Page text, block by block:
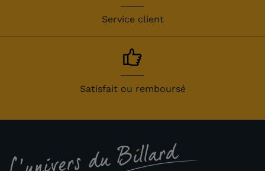
Service client
Satisfait ou remboursé